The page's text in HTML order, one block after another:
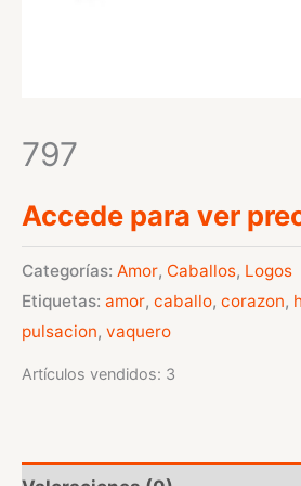
797
Accede para ver
Categorías: Amor, Caballos, Logos
Etiquetas: amor, caballo, corazon,
pulsacion, vaquero
Artículos vendidos: 3